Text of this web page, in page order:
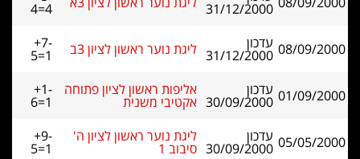
31/12/2000
4=4
08/09/2000 עדכון
31/12/2000 ליגת נוער ראשון לציון 3ב +7-
5=1
01/09/2000 עדכון
30/09/2000
אליפות ראשון לציון פתוחה
אקטיבי משנית
+1-
6=1
05/05/2000 עדכון
30/09/2000
ליגת נוער ראשון לציון ה'
סיבוב 1
+9-
5=1